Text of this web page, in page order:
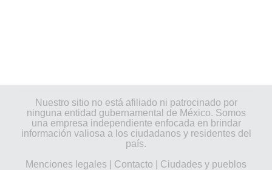
Nuestro sitio no está afiliado ni patrocinado por
ninguna entidad gubernamental de México. Somos
una empresa independiente enfocada en brindar
información valiosa a los ciudadanos y residentes del
país.
Menciones legales
Contacto
Ciudades y pueblos